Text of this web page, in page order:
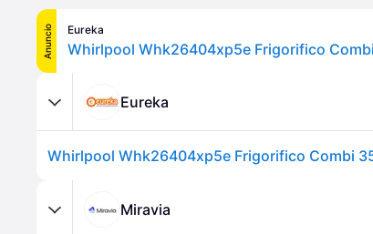
Anuncio Eureka
Whirlpool Whk26404xp5e Frigorifico
Eureka
Whirlpool Whk26404xp5e Frigorifico Combi
Miravia